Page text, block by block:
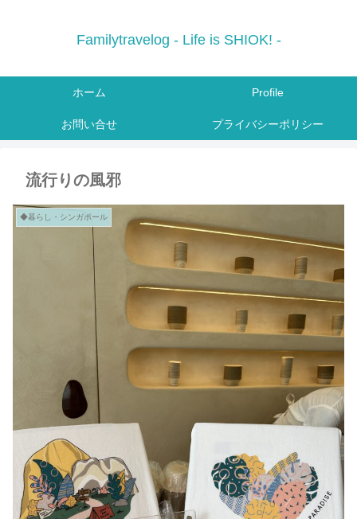
Familytravelog - Life is SHIOK! -
ホーム Profile
お問い合せ プライバシーポリシー
流行りの風邪
◆暮らし・シンガポール